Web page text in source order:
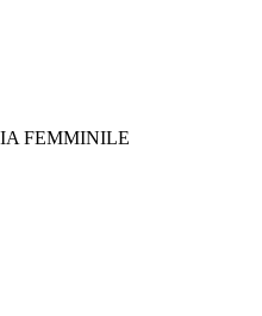
FEMMINILE